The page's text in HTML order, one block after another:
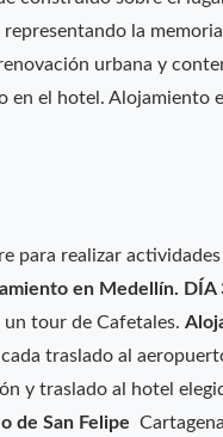
la
urbana y
en el hotel. Alojamiento
para realizar
en Medellín.
un tour de Cafetales.
traslado al
y traslado al hotel
de San Felipe